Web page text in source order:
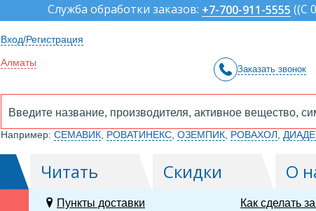
Служба обработки заказов: +7-700-911-5555 ((С
Вход/Регистрация
Алматы
Заказать звонок
Например: СЕМАВИК РОВАТИНЕКС ОЗЕМПИК РОВАХОЛ
Читать Скидки О
Пункты доставки Как сделать